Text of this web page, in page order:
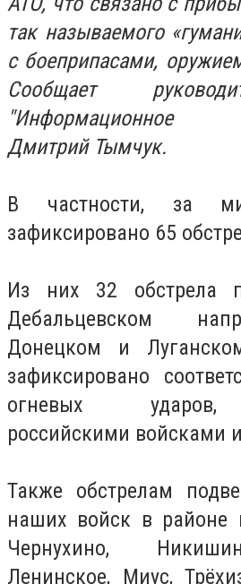
так называемого
с боеприпасами,
Сообщает
"Информационное
Дмитрий Тымчук.
В частности, за
зафиксировано 65
Из них 32 обстрела
Дебальцевском
Донецком и
зафиксировано
огневых ударов,
российскими войсками
Также обстрелам
наших войск в районе
Чернухино,
Ленинское, Миус,